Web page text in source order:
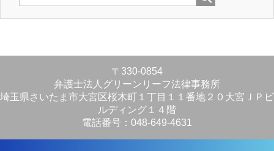
〒330-0854
弁護士法人グリーンリーフ法律事務所
埼玉県さいたま市大宮区桜木町１丁目１１番地２０大宮ＪＰビ
ルディング１４階
電話番号：048-649-4631